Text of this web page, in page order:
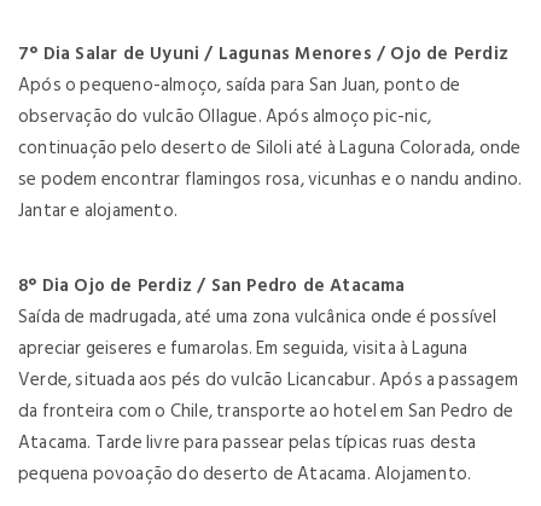
7° Dia Salar de Uyuni / Lagunas Menores / Ojo de Perdiz
Após o pequeno-almoço, saída para San Juan, ponto de
observação do vulcão Ollague. Após almoço pic-nic,
continuação pelo deserto de Siloli até à Laguna Colorada, onde
se podem encontrar flamingos rosa, vicunhas e o nandu andino.
Jantar e alojamento.
8° Dia Ojo de Perdiz / San Pedro de Atacama
Saída de madrugada, até uma zona vulcânica onde é possível
apreciar geiseres e fumarolas. Em seguida, visita à Laguna
Verde, situada aos pés do vulcão Licancabur. Após a passagem
da fronteira com o Chile, transporte ao hotel em San Pedro de
Atacama. Tarde livre para passear pelas típicas ruas desta
pequena povoação do deserto de Atacama. Alojamento.